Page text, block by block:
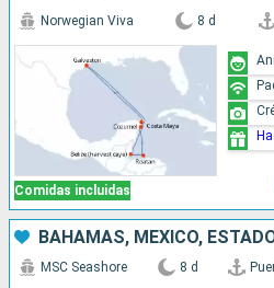
Comidas incluidas
Norwegian Viva 8 d
BAHAMAS, MÉXICO,
MSC Seashore 8 d